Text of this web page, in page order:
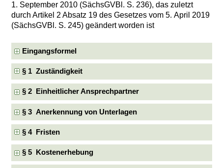
1. September 2010 (SächsGVBl. S. 236), das zuletzt
durch Artikel 2 Absatz 19 des Gesetzes vom 5. April 2019
(SächsGVBl. S. 245) geändert worden ist
Eingangsformel
§ 1 Zuständigkeit
§ 2 Einheitlicher Ansprechpartner
§ 3 Anerkennung von Unterlagen
§ 4 Fristen
§ 5 Kostenerhebung